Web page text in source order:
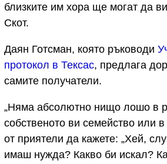
близките им хора ще могат да
Скот.
Даян Готсман, която ръководи
протокол в Тексас, предлага
самите получатели.
„Няма абсолютно нищо лошо в
собственото ви семейство или
от приятели да кажете: „Хей,
имаш нужда? Какво би искал?